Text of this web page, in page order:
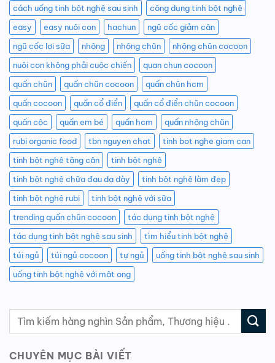
cách uống tinh bột nghệ sau sinh
công dụng tinh bột nghệ
easy
easy nuôi con hachun
ngũ cốc giảm cân
ngũ cốc lợi sữa
nhộng nhộng chũn
nhộng chũn cocoon
nuôi con không phải cuộc chiến
quan chun cocoon
quấn chũn
quấn chũn cocoon
quấn chũn hcm
quấn cocoon
quấn cổ điển
quấn cổ điển chũn cocoon
quấn cộc
quấn em bé quấn hcm
quấn nhộng chũn
rubi organic food
tbn nguyen chat
tinh bot nghe giam can
tinh bột nghê tặng cân
tinh bột nghệ
tinh bột nghệ chữa đau dạ dày
tinh bột nghệ làm đẹp
tinh bột nghệ rubi
tinh bột nghệ với sữa
trending quấn chũn cocoon
tác dụng tinh bột nghệ
tác dụng tinh bột nghệ sau sinh
tìm hiểu tinh bột nghệ
túi ngủ
túi ngủ cocoon tự ngủ
uống tinh bột nghệ sau sinh
uống tinh bột nghệ với mật ong
CHUYÊN MỤC BÀI VIẾT